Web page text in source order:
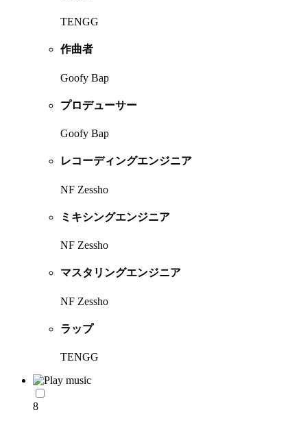
TENGG
作曲者
Goofy Bap
プロデューサー
Goofy Bap
レコーディングエンジニア
NF Zessho
ミキシングエンジニア
NF Zessho
マスタリングエンジニア
NF Zessho
ラップ
TENGG
8